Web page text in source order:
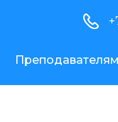
Преподавателям